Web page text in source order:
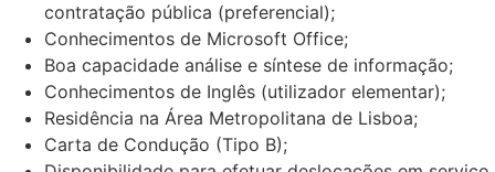
contratação pública (preferencial);
Conhecimentos de Microsoft Office;
Boa capacidade análise e síntese de informação;
Conhecimentos de Inglês (utilizador elementar);
Residência na Área Metropolitana de Lisboa;
Carta de Condução (Tipo B);